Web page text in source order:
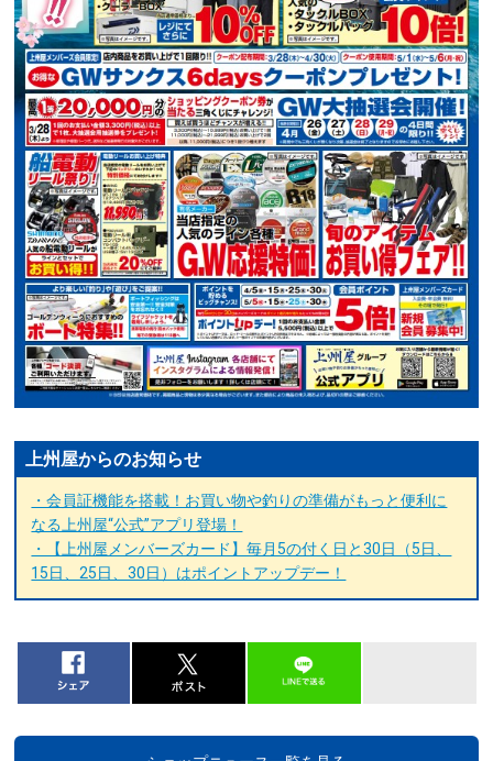
上州屋からのお知らせ
・会員証機能を搭載！お買い物や釣りの準備がもっと便利に
なる上州屋“公式”アプリ登場！
・【上州屋メンバーズカード】毎月5の付く日と30日（5日、
15日、25日、30日）はポイントアップデー！